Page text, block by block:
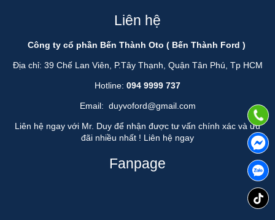
Liên hệ
Công ty cổ phần Bến Thành Oto ( Bến Thành Ford )
Địa chỉ: 39 Chế Lan Viên, P.Tây Thạnh, Quận Tân Phú, Tp HCM
Hotline: 094 9999 737
Email: duyvoford@gmail.com
Liên hệ ngay với Mr. Duy để nhận được tư vấn chính xác và ưu
đãi nhiều nhất ! Liên hệ ngay
Fanpage